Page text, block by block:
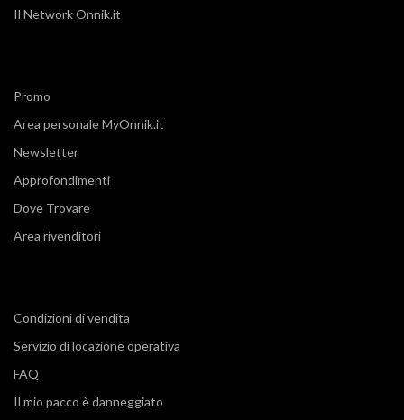
Il Network Onnik.it
Promo
Area personale MyOnnik.it
Newsletter
Approfondimenti
Dove Trovare
Area rivenditori
Condizioni di vendita
Servizio di locazione operativa
FAQ
Il mio pacco è danneggiato